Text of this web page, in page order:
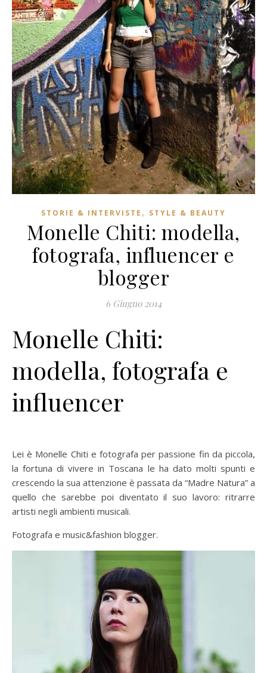
STORIE & INTERVISTE , STYLE & BEAUTY
Monelle Chiti: modella,
fotografa, influencer e
blogger
6 Giugno 2014
Monelle Chiti:
modella, fotografa e
influencer
Lei è Monelle Chiti e fotografa per passione fin da piccola,
la fortuna di vivere in Toscana le ha dato molti spunti e
crescendo la sua attenzione è passata da “Madre Natura” a
quello che sarebbe poi diventato il suo lavoro: ritrarre
artisti negli ambienti musicali.
Fotografa e music&fashion blogger.